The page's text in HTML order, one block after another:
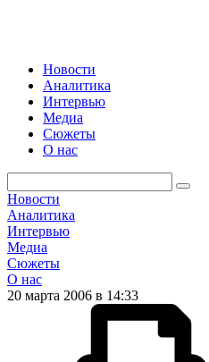
Новости
Аналитика
Интервью
Медиа
Сюжеты
О нас
Новости
Аналитика
Интервью
Медиа
Сюжеты
О нас
20 марта 2006 в 14:33